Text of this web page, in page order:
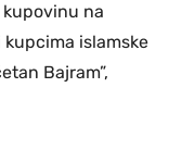
na
islamske
Bajram”,